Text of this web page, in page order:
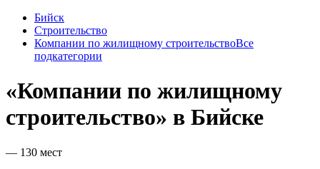
Бийск
Строительство
Компании по жилищному строительствоВсе
подкатегории
«Компании по жилищному
строительство» в Бийске
— 130 мест